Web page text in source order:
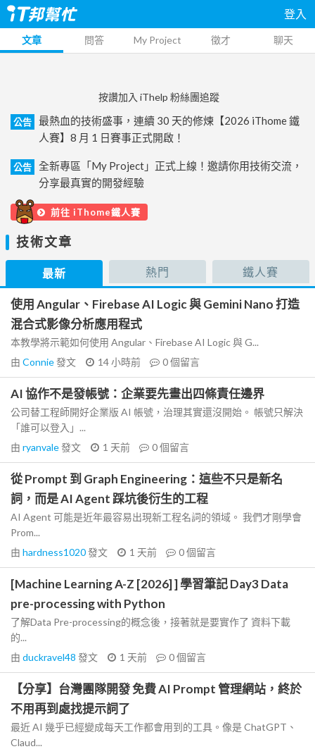
登入
文章 問答 My Project 徵才 聊天
按讚加入 iThelp 粉絲團追蹤
公告
最熱血的技術盛事，連續 30 天的修煉【2026 iThome 鐵
人賽】8 月 1 日賽事正式開啟！
公告
全新專區「My Project」正式上線！邀請你用技術交流，
分享最真實的開發經驗
前往 iThome鐵人賽
技術文章
最新 熱門 鐵人賽
使用 Angular、Firebase AI Logic 與 Gemini Nano 打造
混合式影像分析應用程式
本教學將示範如何使用 Angular、Firebase AI Logic 與 G...
由 Connie發文 14 小時前 0個留言
AI 協作不是發帳號：企業要先畫出四條責任邊界
公司替工程師開好企業版 AI 帳號，治理其實還沒開始。 帳號只解決
「誰可以登入」...
由 ryanvale發文 1 天前 0個留言
從 Prompt 到 Graph Engineering：這些不只是新名
詞，而是 AI Agent 踩坑後衍生的工程
AI Agent 可能是近年最容易出現新工程名詞的領域。 我們才剛學會
Prom...
由 hardness1020發文 1 天前 0個留言
[Machine Learning A-Z [2026] ] 學習筆記 Day3 Data
pre-processing with Python
了解Data Pre-processing的概念後，接著就是要實作了 資料下載
的...
由 duckravel48 發文 1 天前 0個留言
【分享】台灣團隊開發 免費 AI Prompt 管理網站，終於
不用再到處找提示詞了
最近 AI 幾乎已經變成每天工作都會用到的工具。像是 ChatGPT、
Claud...